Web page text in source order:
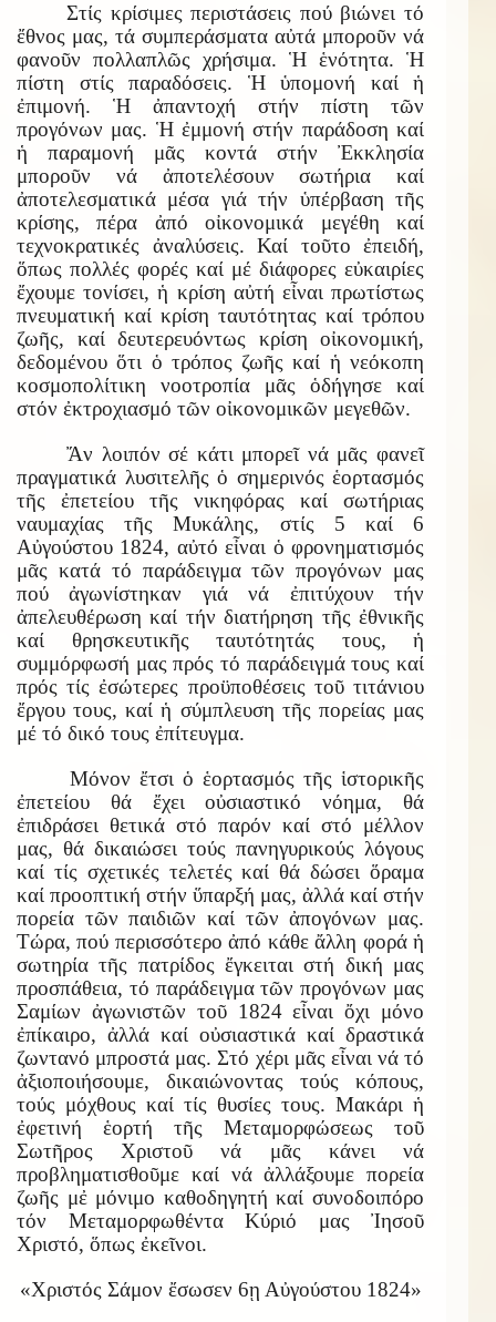
Στίς κρίσιμες περιστάσεις πού βιώνει τό
ἔθνος μας, τά συμπεράσματα αὐτά μποροῦν νά
φανοῦν πολλαπλῶς χρήσιμα. Ἡ ἑνότητα. Ἡ
πίστη στίς παραδόσεις. Ἡ ὑπομονή καί ἡ
ἐπιμονή. Ἡ ἀπαντοχή στήν πίστη τῶν
προγόνων μας. Ἡ ἐμμονή στήν παράδοση καί
ἡ παραμονή μᾶς κοντά στήν Ἐκκλησία
μποροῦν νά ἀποτελέσουν σωτήρια καί
ἀποτελεσματικά μέσα γιά τήν ὑπέρβαση τῆς
κρίσης, πέρα ἀπό οἰκονομικά μεγέθη καί
τεχνοκρατικές ἀναλύσεις. Καί τοῦτο ἐπειδή,
ὅπως πολλές φορές καί μέ διάφορες εὐκαιρίες
ἔχουμε τονίσει, ἡ κρίση αὐτή εἶναι πρωτίστως
πνευματική καί κρίση ταυτότητας καί τρόπου
ζωῆς, καί δευτερευόντως κρίση οἰκονομική,
δεδομένου ὅτι ὁ τρόπος ζωῆς καί ἡ νεόκοπη
κοσμοπολίτικη νοοτροπία μᾶς ὁδήγησε καί
στόν ἐκτροχιασμό τῶν οἰκονομικῶν μεγεθῶν.
Ἄν λοιπόν σέ κάτι μπορεῖ νά μᾶς φανεῖ
πραγματικά λυσιτελῆς ὁ σημερινός ἑορτασμός
τῆς ἐπετείου τῆς νικηφόρας καί σωτήριας
ναυμαχίας τῆς Μυκάλης, στίς 5 καί 6
Αὐγούστου 1824, αὐτό εἶναι ὁ φρονηματισμός
μᾶς κατά τό παράδειγμα τῶν προγόνων μας
πού ἀγωνίστηκαν γιά νά ἐπιτύχουν τήν
ἀπελευθέρωση καί τήν διατήρηση τῆς ἐθνικῆς
καί θρησκευτικῆς ταυτότητάς τους, ἡ
συμμόρφωσή μας πρός τό παράδειγμά τους καί
πρός τίς ἐσώτερες προϋποθέσεις τοῦ τιτάνιου
ἔργου τους, καί ἡ σύμπλευση τῆς πορείας μας
μέ τό δικό τους ἐπίτευγμα.
Μόνον ἔτσι ὁ ἑορτασμός τῆς ἱστορικῆς
ἐπετείου θά ἔχει οὐσιαστικό νόημα, θά
ἐπιδράσει θετικά στό παρόν καί στό μέλλον
μας, θά δικαιώσει τούς πανηγυρικούς λόγους
καί τίς σχετικές τελετές καί θά δώσει ὅραμα
καί προοπτική στήν ὕπαρξή μας, ἀλλά καί στήν
πορεία τῶν παιδιῶν καί τῶν ἀπογόνων μας.
Τώρα, πού περισσότερο ἀπό κάθε ἄλλη φορά ἡ
σωτηρία τῆς πατρίδος ἔγκειται στή δική μας
προσπάθεια, τό παράδειγμα τῶν προγόνων μας
Σαμίων ἀγωνιστῶν τοῦ 1824 εἶναι ὄχι μόνο
ἐπίκαιρο, ἀλλά καί οὐσιαστικά καί δραστικά
ζωντανό μπροστά μας. Στό χέρι μᾶς εἶναι νά τό
ἀξιοποιήσουμε, δικαιώνοντας τούς κόπους,
τούς μόχθους καί τίς θυσίες τους. Μακάρι ἡ
ἐφετινή ἑορτή τῆς Μεταμορφώσεως τοῦ
Σωτῆρος Χριστοῦ νά μᾶς κάνει νά
προβληματισθοῦμε καί νά ἀλλάξουμε πορεία
ζωῆς μἐ μόνιμο καθοδηγητή καί συνοδοιπόρο
τόν Μεταμορφωθέντα Κύριό μας Ἰησοῦ
Χριστό, ὅπως ἐκεῖνοι.
«Χριστός Σάμον ἔσωσεν 6ῃ Αὐγούστου 1824»